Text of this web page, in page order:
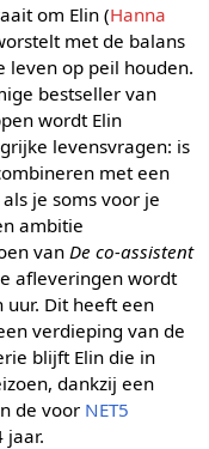
om Elin (Hanna
met de balans
leven op peil houden.
bestseller van
wordt Elin
levensvragen: is
met een
je soms voor je
ambitie
van De co-assistent
afleveringen wordt
Dit heeft een
verdieping van de
blijft Elin die in
dankzij een
de voor NET5
jaar.